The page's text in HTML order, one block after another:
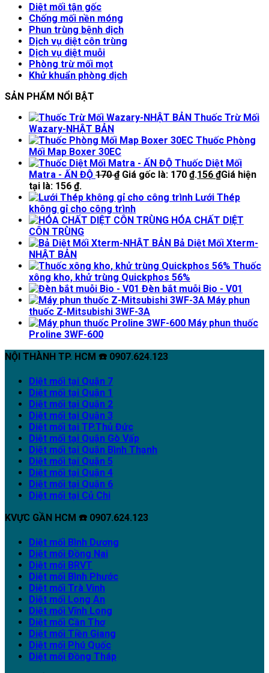
Diệt mối tận gốc
Chống mối nền móng
Phun trùng bệnh dịch
Dịch vụ diệt côn trùng
Dịch vụ diệt muỗi
Phòng trừ mối mọt
Khử khuẩn phòng dịch
SẢN PHẨM NỔI BẬT
Thuốc Trừ Mối
Wazary-NHẬT BẢN
Thuốc Phòng
Mối Map Boxer 30EC
Thuốc Diệt Mối
Matra - ẤN ĐỘ 170₫ Giá gốc là: 170 ₫.156 ₫Giá hiện
tại là: 156 ₫.
Lưới Thép
không gỉ cho công trình
HÓA CHẤT DIỆT
CÔN TRÙNG
Bả Diệt Mối Xterm-
NHẬT BẢN
Thuốc
xông kho, khử trùng Quickphos 56%
Đèn bắt muỗi Bio - V01
Máy phun
thuốc Z-Mitsubishi 3WF-3A
Máy phun thuốc
Proline 3WF-600
NỘI THÀNH TP. HCM ☎️ 0907.624.123
Diệt mối tại Quận 7
Diệt mối tại Quận 1
Diệt mối tại Quận 2
Diệt mối tại Quận 3
Diệt mối tại TP.Thủ Đức
Diệt mối tại Quận Gò Vấp
Diệt mối tại Quận Bình Thạnh
Diệt mối tại Quận 5
Diệt mối tại Quận 4
Diệt mối tại Quận 6
Diệt mối tại Củ Chi
KVỰC GẦN HCM ☎️ 0907.624.123
Diệt mối Bình Dương
Diệt mối Đồng Nai
Diệt mối BRVT
Diệt mối Bình Phước
Diệt mối Trà Vinh
Diệt mối Long An
Diệt mối Vĩnh Long
Diệt mối Cần Thơ
Diệt mối Tiền Giang
Diệt mối Phú Quốc
Diệt mối Đồng Tháp